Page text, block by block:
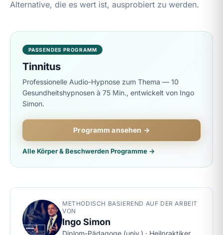
Alternative, die es wert ist, ausprobiert zu werden.
PASSENDES PROGRAMM
Tinnitus
Professionelle Audio-Hypnose zum Thema — 10
Gesundheitshypnosen à 75 Min., entwickelt von Ingo
Simon.
Programm ansehen →
Alle Körper & Beschwerden Programme →
METHODISCH BASIEREND AUF DER ARBEIT
VON
Ingo Simon
Diplom-Pädagoge (univ.) · Heilpraktiker